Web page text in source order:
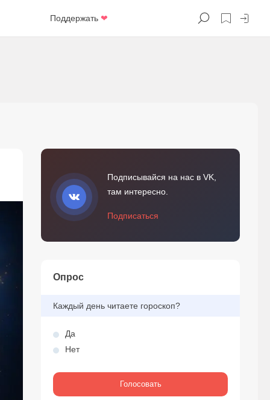
Поддержать❤
Подписывайся на нас в VK,
там интересно.
Подписаться
Опрос
Каждый день читаете гороскоп?
Да
Нет